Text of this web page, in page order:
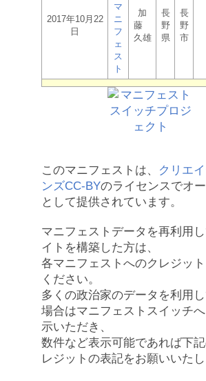
2017年10月22
日
マ
ニ
フ
ェ
ス
ト
加
藤
久雄
長
野
県
長
野
市
このマニフェストは、
クリエ
ンズCC-BYのライセンスでオ
として提供されています。
マニフェストデータを再利用
イトを構築した方は、
各マニフェストへのクレジッ
ください。
多くの政治家のデータを利用
場合はマニフェストスイッチ
示いただき、
数件など表示可能であれば下
レジットの表記をお願いいたし